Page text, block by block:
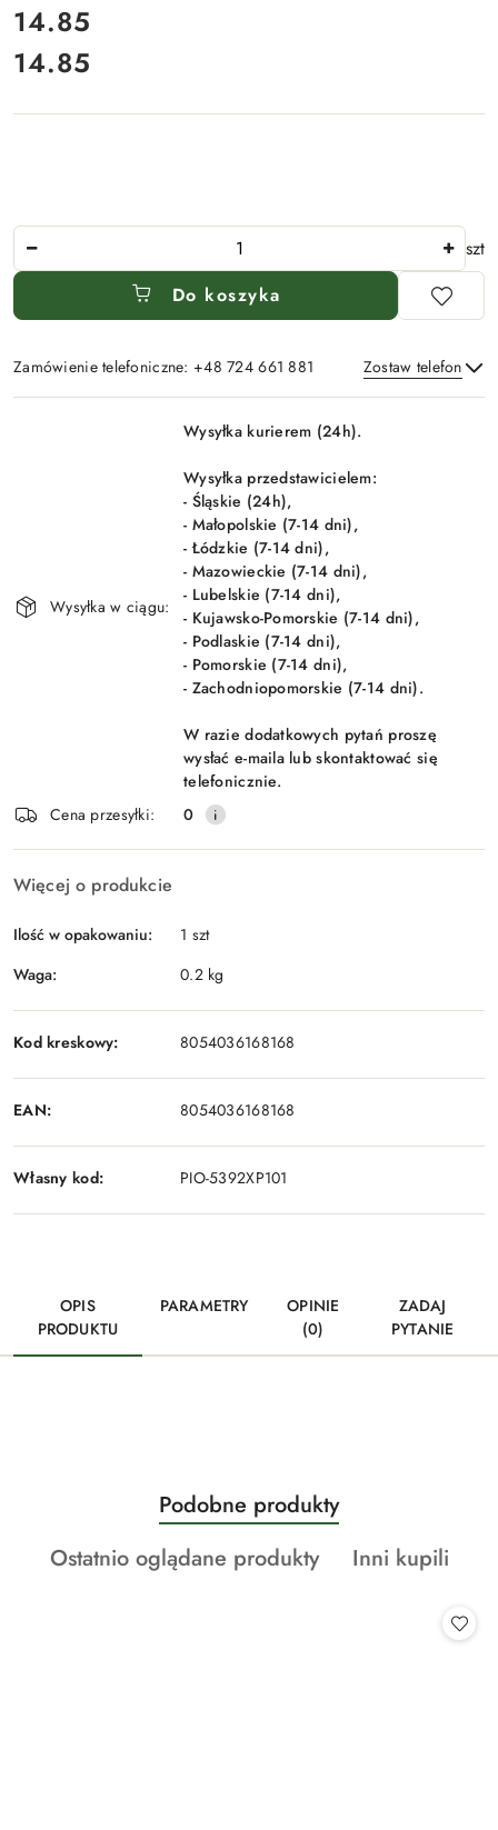
cena:
14.85
Cena:
14.85
szt
Do koszyka
Zamówienie telefoniczne: +48 724 661 881 Zostaw telefon
Wyślij
Wysyłka w ciągu:
Wysyłka kurierem (24h).
Wysyłka przedstawicielem:
- Śląskie (24h),
- Małopolskie (7-14 dni),
- Łódzkie (7-14 dni),
- Mazowieckie (7-14 dni),
- Lubelskie (7-14 dni),
- Kujawsko-Pomorskie (7-14 dni),
- Podlaskie (7-14 dni),
- Pomorskie (7-14 dni),
- Zachodniopomorskie (7-14 dni).
W razie dodatkowych pytań proszę
wysłać e-maila lub skontaktować się
telefonicznie.
Cena przesyłki:
0
Więcej o produkcie
Ilość w opakowaniu:
1 szt
Waga:
0.2 kg
Kod kreskowy: 8054036168168
EAN: 8054036168168
Własny kod: PIO-5392XP101
OPIS
PRODUKTU
PARAMETRY
OPINIE
(0)
ZADAJ
PYTANIE
Pomiń karuzelę produktów
Produkty
o
statusie:
Podobne produkty
Produkty
Ostatnio oglądane produkty
Produkty
Inni kupili